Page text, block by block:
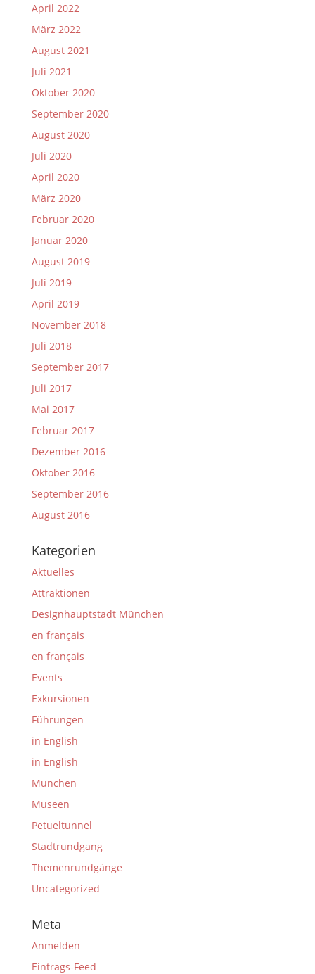
April 2022
März 2022
August 2021
Juli 2021
Oktober 2020
September 2020
August 2020
Juli 2020
April 2020
März 2020
Februar 2020
Januar 2020
August 2019
Juli 2019
April 2019
November 2018
Juli 2018
September 2017
Juli 2017
Mai 2017
Februar 2017
Dezember 2016
Oktober 2016
September 2016
August 2016
Kategorien
Aktuelles
Attraktionen
Designhauptstadt München
en français
en français
Events
Exkursionen
Führungen
in English
in English
München
Museen
Petueltunnel
Stadtrundgang
Themenrundgänge
Uncategorized
Meta
Anmelden
Eintrags-Feed